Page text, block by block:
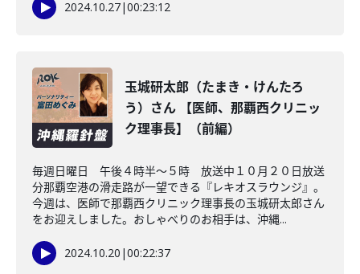
2024.10.27|00:23:12
玉城研太郎（たまき・けんたろ
う）さん 【医師、那覇西クリニッ
ク理事長】（前編）
毎週日曜日 午後４時半～５時 放送中１０月２０日放送
分那覇空港の滑走路が一望できる『レキオスラウンジ』。
今週は、医師で那覇西クリニック理事長の玉城研太郎さん
をお迎えしました。おしゃべりのお相手は、沖縄...
2024.10.20 |00:22:37